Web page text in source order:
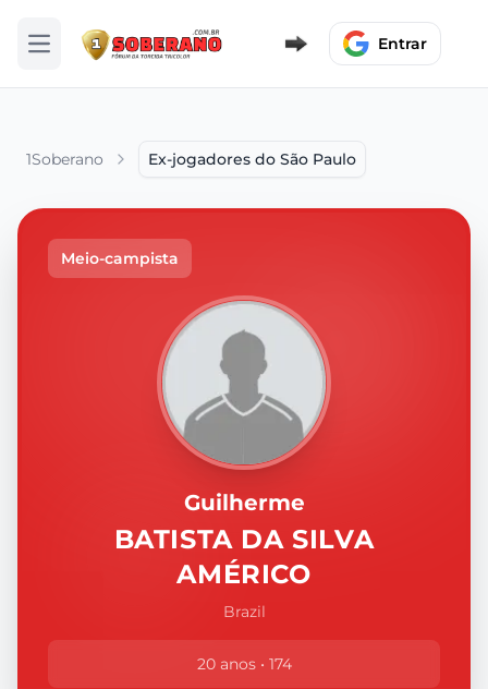
Abrir menu Entrar
1Soberano Ex-jogadores do São Paulo
Meio-campista
Guilherme
BATISTA DA SILVA
AMÉRICO
Brazil
20 anos • 174